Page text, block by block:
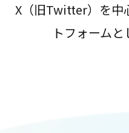
X（旧Twitter）を中
トフォームと